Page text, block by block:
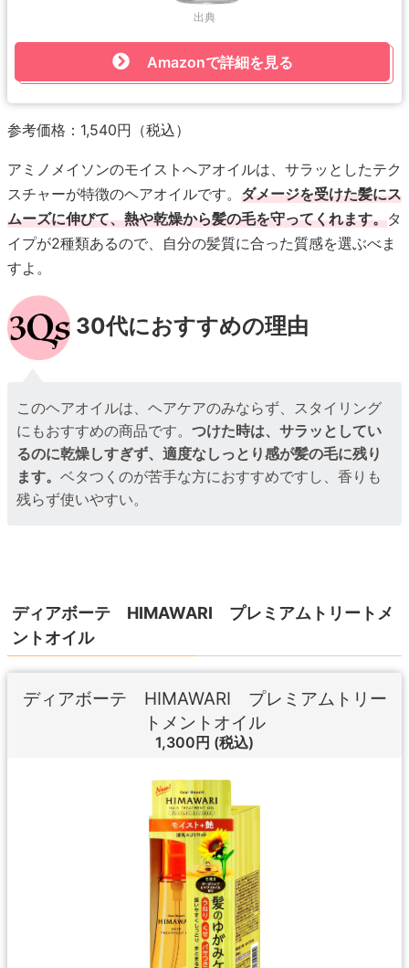
出典
Amazonで詳細を見る
参考価格：1,540円（税込）
アミノメイソンのモイストへアオイルは、サラッとしたテク
スチャーが特徴のヘアオイルです。 ダメージを受けた髪にス
ムーズに伸びて、熱や乾燥から髪の毛を守ってくれます。タ
イプが2種類あるので、自分の髪質に合った質感を選ぶべま
すよ。
30代におすすめの理由
このヘアオイルは、ヘアケアのみならず、スタイリング
にもおすすめの商品です。つけた時は、サラッとしてい
るのに乾燥しすぎず、適度なしっとり感が髪の毛に残り
ます。ベタつくのが苦手な方におすすめですし、香りも
残らず使いやすい。
ディアボーテ HIMAWARI プレミアムトリートメ
ントオイル
ディアボーテ HIMAWARI プレミアムトリー
トメントオイル
1,300円 (税込)